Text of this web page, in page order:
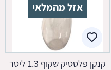
אזל מהמלאי
קנקן פלסטיק שקוף 1.3 ליטר